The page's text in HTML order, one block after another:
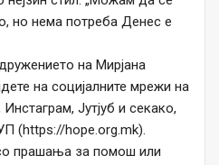
но нема потреба Денес е
на Мирјана
на социјалните мрежи на
Јутјуб и секако,
(https://hope.org.mk).
прашања за помош или